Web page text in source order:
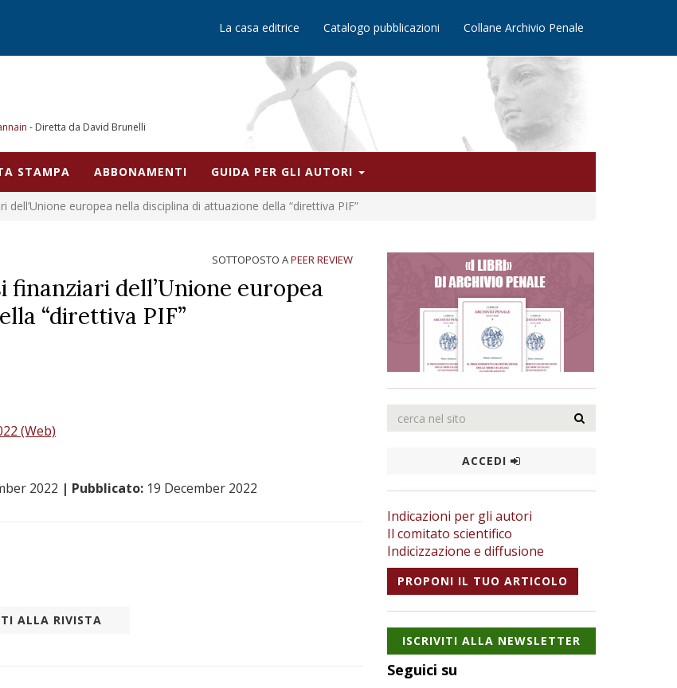
La casa editrice Catalogo pubblicazioni Collane Archivio Penale
- Diretta da David Brunelli
STAMPA ABBONAMENTI GUIDA PER GLI AUTORI
dell’Unione europea nella disciplina di attuazione della “direttiva PIF”
SOTTOPOSTO APEER REVIEW
dell’Unione europea
“direttiva PIF”
(Web)
2022 | Pubblicato: 19 December 2022
ALLA RIVISTA
ACCEDI
Indicazioni per gli autori
Il comitato scientifico
Indicizzazione e diffusione
PROPONI IL TUO ARTICOLO
ISCRIVITI ALLA NEWSLETTER
Seguici su